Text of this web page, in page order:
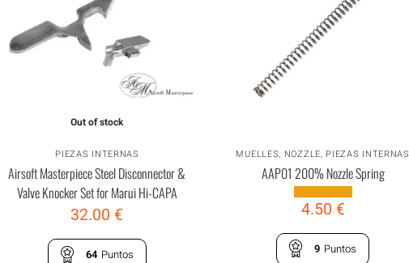
Out of stock
PIEZAS INTERNAS
Airsoft Masterpiece Steel Disconnector &
Valve Knocker Set for Marui Hi-CAPA
32.00 €
64 Puntos
MUELLES, NOZZLE, PIEZAS INTERNAS
AAP01 200% Nozzle Spring
4.50 €
9 Puntos